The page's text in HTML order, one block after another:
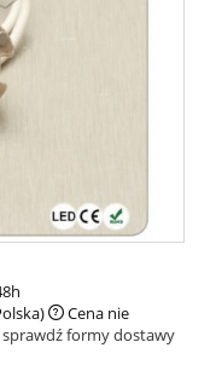
Cena nie
sprawdź formy dostawy